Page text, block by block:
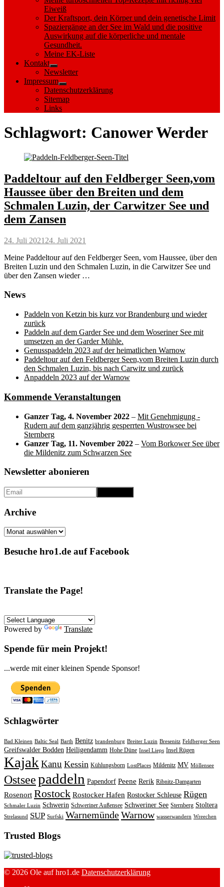
Eiweiß
Der Kraftsport, dein Körper und dein genetische Limit
Spaziergänge an der See im Wald und die positive
Auswirkung auf die körperliche und mentale
Gesundheit.
Meine EK-Liste
Kontakt
Show
sub
menu
Newsletter
Impressum
Show
sub
menu
Datenschutzerklärung
Sitemap
Links
Schlagwort: Canower Werder
Paddeltour auf den Feldberger Seen,vom
Haussee über den Breiten und dem
Schmalen Luzin, der Carwitzer See und
dem Zansen
Posted
24. Juli 2021 24. Juli 2021
Meine Paddeltour auf den Feldberger Seen, vom Haussee, über den
Breiten Luzin und den Schmalen Luzin, in die Carwitzer See und
über den Zansen wieder …
News
Paddeln von Ketzin bis kurz vor Brandenburg und wieder
zurück
Paddeln auf dem Garder See und dem Woseriner See mit
umsetzen an der Garder Mühle.
Genusspaddeln 2023 auf der heimatlichen Warnow
Paddeltour auf den Feldberger Seen,vom Breiten Luzin durch
den Schmalen Luzin, bis nach Carwitz und zurück
Anpaddeln 2023 auf der Warnow
Kommende Veranstaltungen
Ganzer Tag, 4. November 2022 – Mit Genehmigung -
Rudern auf dem ganzjährig gesperrten Wustrowsee bei
Sternberg
Ganzer Tag, 11. November 2022 – Vom Borkower See über
die Mildenitz zum Schwarzen See
Newsletter abonieren
Archive
Archive
Besuche hro1.de auf Facebook
Translate the Page!
Powered by Translate
Spende für mein Projekt!
...werde mit einer kleinen Spende Sponsor!
Schlagwörter
Bad Kleinen Baltic Seal Barth Benitz brandenburg Breiter Luzin Bresenitz Feldberger Seen
Greifswalder Bodden Heiligendamm Hohe Düne Insel Lieps Insel Rügen
Kajak Kanu Kessin Kühlungsborn LostPlaces Mildenitz MV Möllensee
Ostseepaddeln Papendorf Peene Rerik Ribnitz-Damgarten
Rosenort Rostock Rostocker Hafen Rostocker Schleuse Rügen
Schmaler Luzin Schwerin Schweriner Außensee Schweriner See Sternberg Stoltera
Strelasund SUP Surfski WarnemündeWarnow wasserwandern Wreechen
Trusted Blogs
© 2026 Ole auf hro1.de Datenschutzerklärung